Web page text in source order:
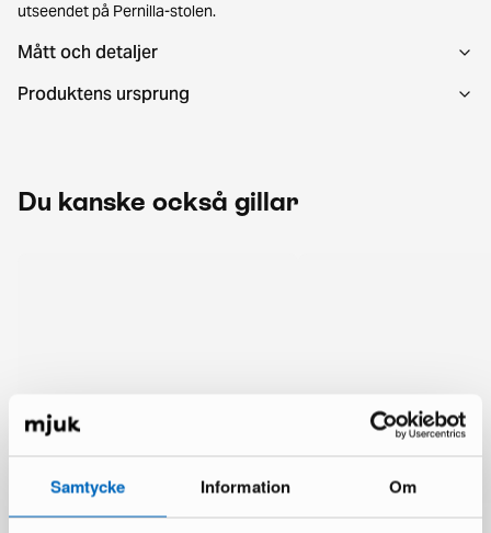
Samtycke Information Om
utseendet på Pernilla-stolen.
Mått och detaljer
Produktens ursprung
Du kanske också gillar